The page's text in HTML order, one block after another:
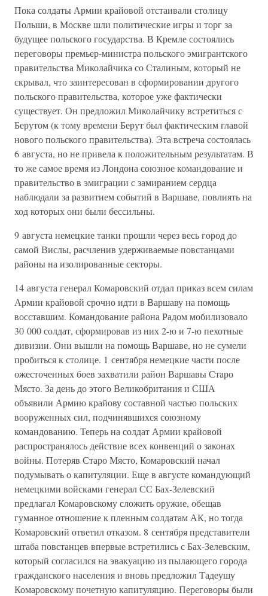
Пока солдаты Армии крайовой отстаивали столицу
Польши, в Москве шли политические игры и торг за
будущее польского государства. В Кремле состоялись
переговоры премьер-министра польского эмигрантского
правительства Миколайчика со Сталиным, который не
скрывал, что заинтересован в сформировании другого
польского правительства, которое уже фактически
существует. Он предложил Миколайчику встретиться с
Берутом (к тому времени Берут был фактическим главой
нового польского правительства). Эта встреча состоялась
6 августа, но не привела к положительным результатам. В
то же самое время из Лондона союзное командование и
правительство в эмиграции с замиранием сердца
наблюдали за развитием событий в Варшаве, повлиять на
ход которых они были бессильны.
9 августа немецкие танки прошли через весь город до
самой Вислы, расчленив удерживаемые повстанцами
районы на изолированные секторы.
14 августа генерал Комаровский отдал приказ всем силам
Армии крайовой срочно идти в Варшаву на помощь
восставшим. Командование района Радом мобилизовало
30 000 солдат, сформировав из них 2-ю и 7-ю пехотные
дивизии. Они вышли на помощь Варшаве, но не сумели
пробиться к столице. 1 сентября немецкие части после
ожесточенных боев захватили район Варшавы Старо
Място. За день до этого Великобритания и США
объявили Армию крайову составной частью польских
вооруженных сил, подчинявшихся союзному
командованию. Теперь на солдат Армии крайовой
распространялось действие всех конвенций о законах
войны. Потеряв Старо Място, Комаровский начал
подумывать о капитуляции. Еще в августе командующий
немецкими войсками генерал СС Бах-Зелевский
предлагал Комаровскому сложить оружие, обещав
гуманное отношение к пленным солдатам АК, но тогда
Комаровский ответил отказом. 8 сентября представители
штаба повстанцев впервые встретились с Бах-Зелевским,
который согласился на эвакуацию из пылающего города
гражданского населения и вновь предложил Тадеушу
Комаровскому почетную капитуляцию. Переговоры были